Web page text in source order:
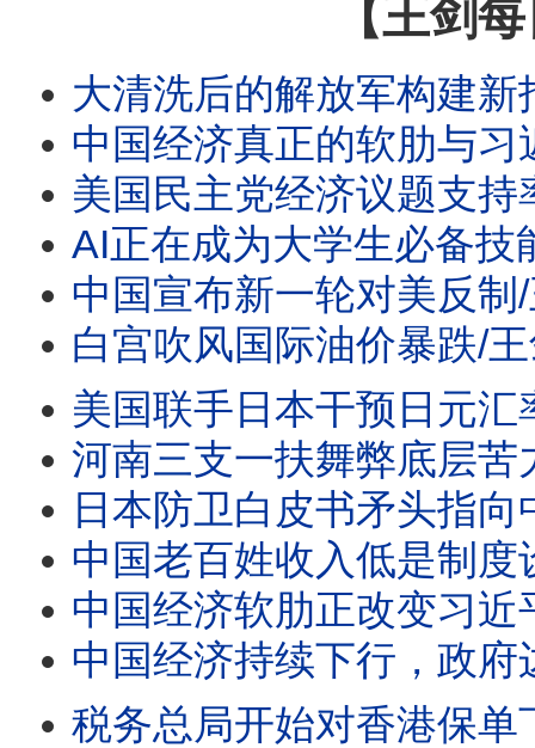
【王剑
大清洗后的解放军构建新指挥系统/航空公司抵制ICE登机口抓
中国经济真正的软肋与
美国民主党经济议题支持率首超共和党/
AI正在成为大学生必备技能/王剑
中国宣布新一轮对美反制/王剑每日观
白宫吹风国际油价暴跌/王剑每日观
美国联手日本干预日元汇率的用意/王剑每
河南三支一扶舞弊底层苦力岗都要抢/
日本防卫白皮书矛头指向中国//王剑
中国老百姓收入低是制度设计的结果/
中国经济软肋正改变习近平对外政策/川普政府退关
中国经济持续下行，政府边
税务总局开始对香港保